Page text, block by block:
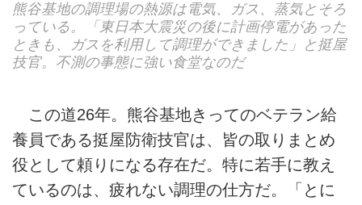
熊谷基地の調理場の熱源は電気、ガス、蒸気とそろ
っている。「東日本大震災の後に計画停電があった
ときも、ガスを利用して調理ができました」と挺屋
技官。不測の事態に強い食堂なのだ
この道26年。熊谷基地きってのベテラン給
養員である挺屋防衛技官は、皆の取りまとめ
役として頼りになる存在だ。特に若手に教え
ているのは、疲れない調理の仕方だ。「とに